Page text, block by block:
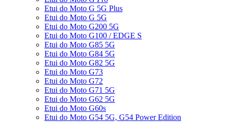
Etui do Moto G 5G Plus
Etui do Moto G 5G
Etui do Moto G200 5G
Etui do Moto G100 / EDGE S
Etui do Moto G85 5G
Etui do Moto G84 5G
Etui do Moto G82 5G
Etui do Moto G73
Etui do Moto G72
Etui do Moto G71 5G
Etui do Moto G62 5G
Etui do Moto G60s
Etui do Moto G54 5G, G54 Power Edition